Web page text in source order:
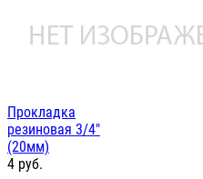
Прокладка
резиновая 3/4"
(20мм)
4 руб.